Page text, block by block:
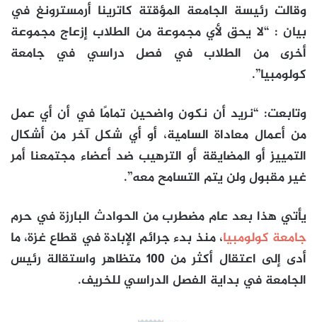
وقالت رئيسة الجامعة المؤقتة كاترينا أرمسترونغ في
بيان : “لا يحق لأي مجموعة من الطلاب إزعاج مجموعة
أخرى من الطلاب في فصل دراسي في جامعة
كولومبيا”.
وتابعت: “نريد أن نكون واضحين تمامًا في أن أي عمل
من أعمال معاداة السامية، أو أي شكل آخر من أشكال
التمييز أو المضايقة أو الترهيب ضد أعضاء مجتمعنا أمر
غير مقبول ولن يتم التسامح معه”.
يأتي هذا بعد عام مضطرب من الحوادث البارزة في حرم
جامعة كولومبيا، منذ بدء جرائم الإبادة في قطاع غزة، ما
أدى إلى اعتقال أكثر من 100 متظاهر واستقالة رئيس
الجامعة في بداية الفصل الدراسي للخريف.